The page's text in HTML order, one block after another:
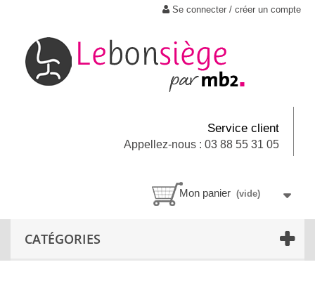
Se connecter / créer un compte
Service client
Appellez-nous : 03 88 55 31 05
Mon panier (vide)
CATÉGORIES